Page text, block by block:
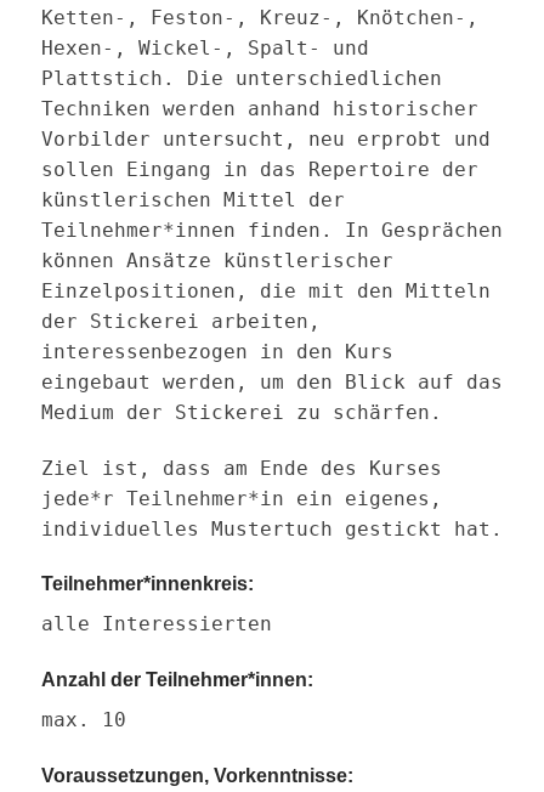
Ketten-, Feston-, Kreuz-, Knötchen-,
Hexen-, Wickel-, Spalt- und
Plattstich. Die unterschiedlichen
Techniken werden anhand historischer
Vorbilder untersucht, neu erprobt und
sollen Eingang in das Repertoire der
künstlerischen Mittel der
Teilnehmer*innen finden. In Gesprächen
können Ansätze künstlerischer
Einzelpositionen, die mit den Mitteln
der Stickerei arbeiten,
interessenbezogen in den Kurs
eingebaut werden, um den Blick auf das
Medium der Stickerei zu schärfen.
Ziel ist, dass am Ende des Kurses
jede*r Teilnehmer*in ein eigenes,
individuelles Mustertuch gestickt hat.
Teilnehmer*innenkreis:
alle Interessierten
Anzahl der Teilnehmer*innen:
max. 10
Voraussetzungen, Vorkenntnisse: